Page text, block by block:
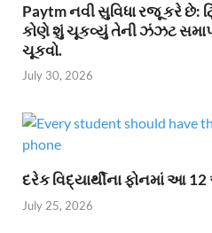
Paytm નવી સુવિધા રજૂ કરે છે:
કોણે શું ચૂકવ્યું તેની ઝંઝટ
ચૂકવો.
July 30, 2026
દરેક વિદ્યાર્થીના ફોનમાં આ
July 25, 2026